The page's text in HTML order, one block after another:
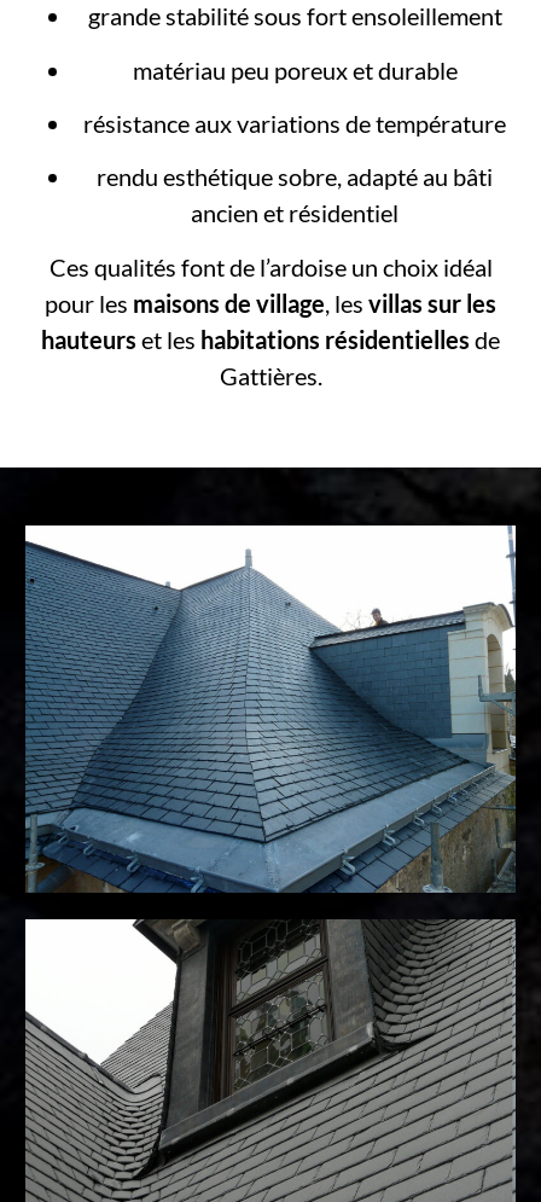
grande stabilité sous fort ensoleillement
matériau peu poreux et durable
résistance aux variations de température
rendu esthétique sobre, adapté au bâti
ancien et résidentiel
Ces qualités font de l’ardoise un choix idéal
pour les maisons de village , les villas sur les
hauteurs et les habitations résidentielles de
Gattières.